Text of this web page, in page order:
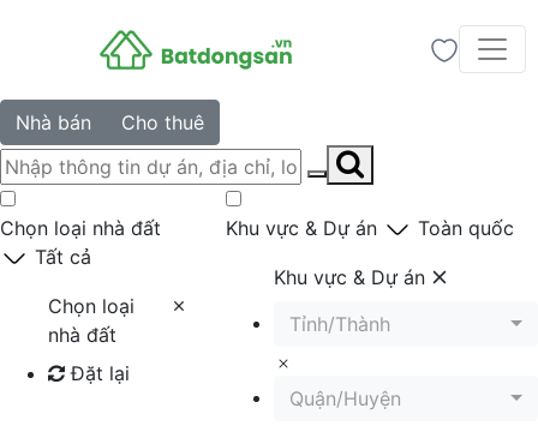
Nhà bán Cho thuê
Chọn loại nhà đất
Tất cả
Chọn loại
nhà đất
Đặt lại
Khu vực & Dự án Toàn quốc
Khu vực & Dự án
Tỉnh/Thành
Quận/Huyện